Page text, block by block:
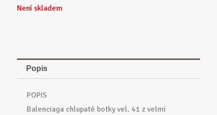
Není skladem
Popis
POPIS
Balenciaga chlupaté botky vel. 41 z velmi